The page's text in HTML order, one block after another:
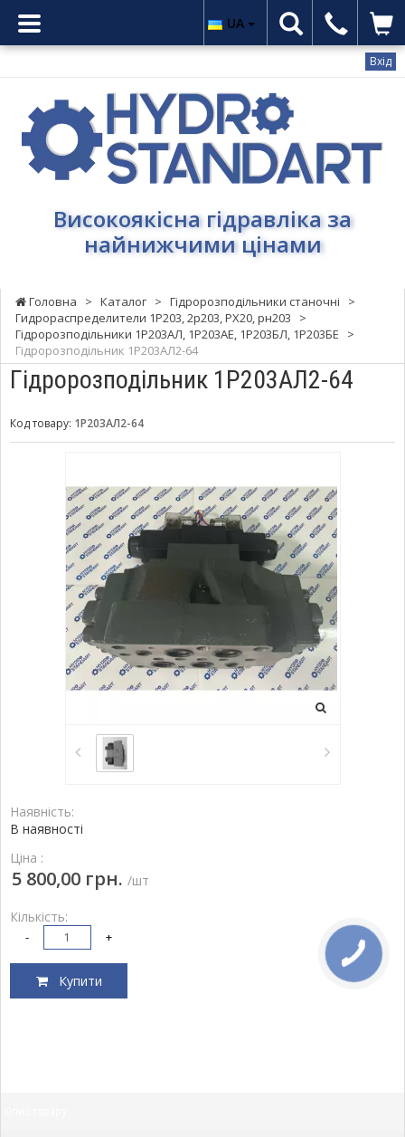
Вхід
Гідростандарт
Високоякісна
гідравліка
цінамиВисокоякісна гідравліка за
найнижчими цінами
UA
Головна > Каталог > Гідророзподільники станочні
>
Гидрораспределители 1Р203, 2р203, РХ20, рн203
>
Гідророзподільники 1Р203АЛ, 1Р203АЕ, 1Р203БЛ, 1Р203БЕ
>
Гідророзподільник 1Р203АЛ2-64
Гідророзподільник 1Р203АЛ2-64
Код товару: 1Р203АЛ2-64
Наявність:
В наявності
Ціна :
5 800,00 грн. /шт
Кількість:
- +
Купити